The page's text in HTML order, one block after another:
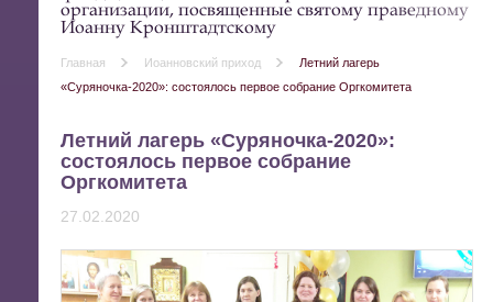
организации, посвященные святому праведному
Иоанну Кронштадтскому
Главная Иоанновский приход
Летний лагерь
«Суряночка-2020»: состоялось первое собрание Оргкомитета
Летний лагерь «Суряночка-2020»:
состоялось первое собрание
Оргкомитета
27.02.2020